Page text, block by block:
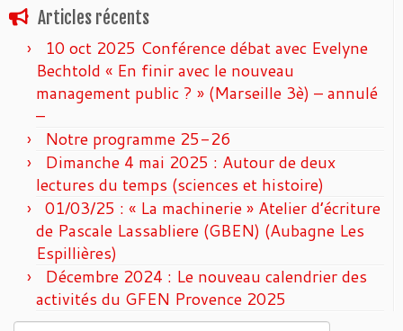
Articles récents
10 oct 2025 Conférence débat avec Evelyne
Bechtold « En finir avec le nouveau
management public ? » (Marseille 3è) – annulé
–
Notre programme 25-26
Dimanche 4 mai 2025 : Autour de deux
lectures du temps (sciences et histoire)
01/03/25 : « La machinerie » Atelier d’écriture
de Pascale Lassabliere (GBEN) (Aubagne Les
Espillières)
Décembre 2024 : Le nouveau calendrier des
activités du GFEN Provence 2025